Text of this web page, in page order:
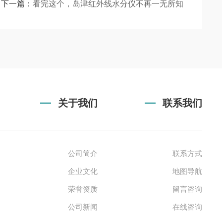
下一篇： 看完这个，岛津红外线水分仪不再一无所知
关于我们 联系我们
公司简介
企业文化
荣誉资质
公司新闻
联系方式
地图导航
留言咨询
在线咨询